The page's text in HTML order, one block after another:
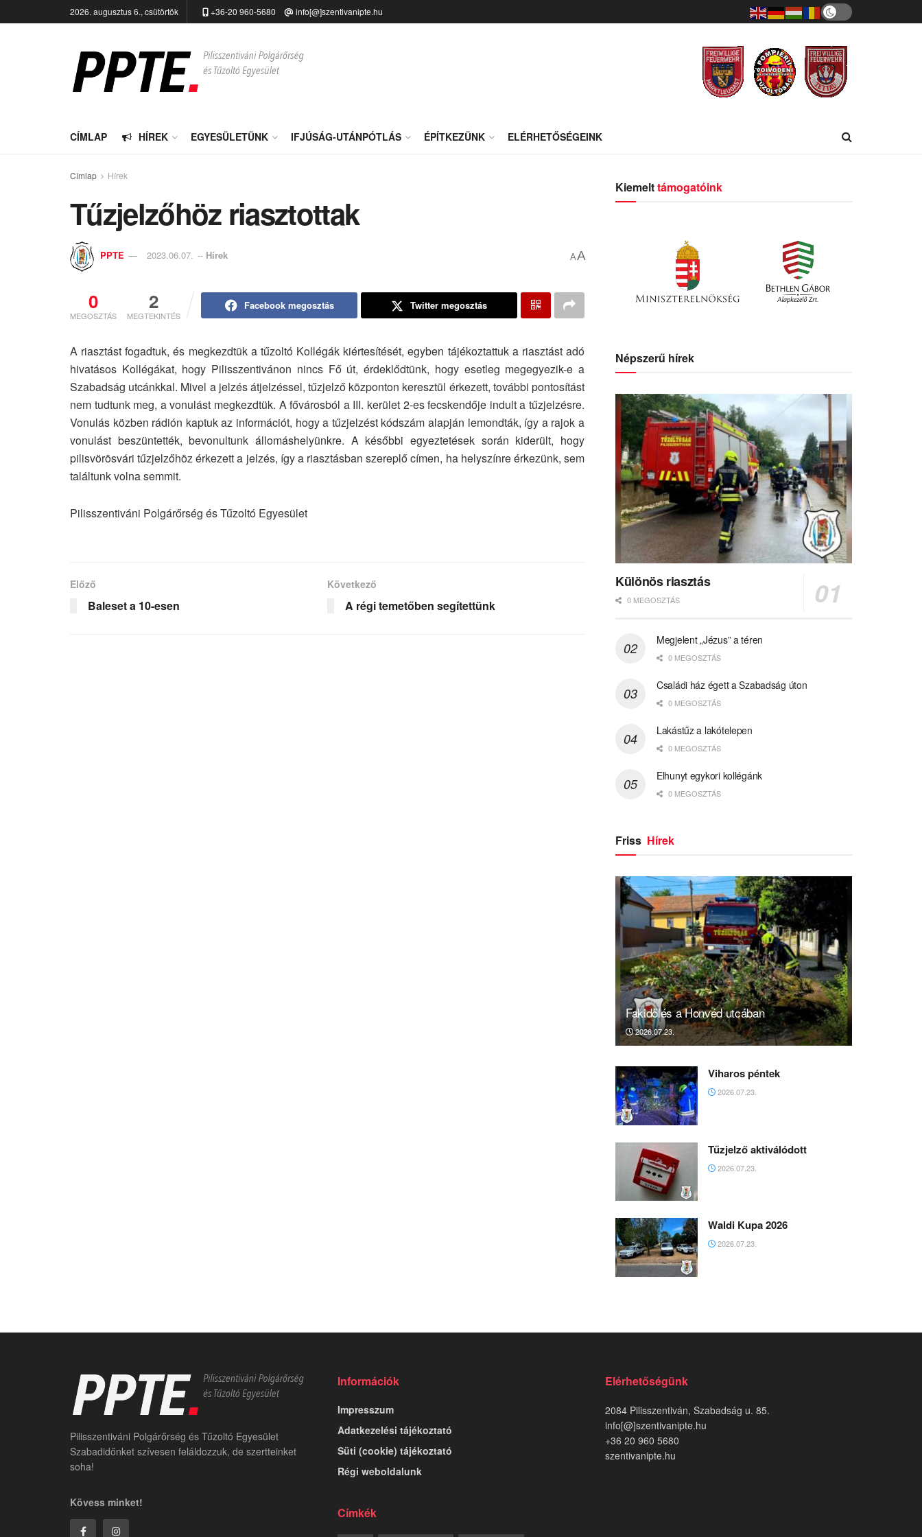
2026. augusztus 6., csütörtök +36-20 960-5680 info[@]szentivanipte.hu
CÍMLAP HÍREK EGYESÜLETÜNK IFJÚSÁG-UTÁNPÓTLÁS ÉPÍTKEZÜNK ELÉRHETŐSÉGEINK
Címlap Hírek
Tűzjelzőhöz riasztottak
PPTE 2023.06.07. -- Hírek AA
0
MEGOSZTÁS
2
MEGTEKINTÉS
Facebook megosztás Twitter megosztás
A riasztást fogadtuk, és megkezdtük a tűzoltó Kollégák kiértesítését, egyben tájékoztattuk a riasztást adó
hivatásos Kollégákat, hogy Pilisszentivánon nincs Fő út, érdeklődtünk, hogy esetleg megegyezik-e a
Szabadság utcánkkal. Mivel a jelzés átjelzéssel, tűzjelző központon keresztül érkezett, további pontosítást
nem tudtunk meg, a vonulást megkezdtük. A fővárosból a III. kerület 2-es fecskendője indult a tűzjelzésre.
Vonulás közben rádión kaptuk az információt, hogy a tűzjelzést kódszám alapján lemondták, így a rajok a
vonulást beszüntették, bevonultunk állomáshelyünkre. A későbbi egyeztetések során kiderült, hogy
pilisvörösvári tűzjelzőhöz érkezett a jelzés, így a riasztásban szereplő címen, ha helyszínre érkezünk, sem
találtunk volna semmit.
Pilisszentiváni Polgárőrség és Tűzoltó Egyesület
Előző
Baleset a 10-esen
Következő
A régi temetőben segítettünk
Kiemelttámogatóink
Népszerű hírek
Különös riasztás
0 MEGOSZTÁS
Megjelent „Jézus” a téren
0 MEGOSZTÁS
Családi ház égett a Szabadság úton
0 MEGOSZTÁS
Lakástűz a lakótelepen
0 MEGOSZTÁS
Elhunyt egykori kollégánk
0 MEGOSZTÁS
Friss Hírek
Fakidőlés a Honvéd utcában
2026.07.23.
Viharos péntek
2026.07.23.
Tűzjelző aktiválódott
2026.07.23.
Waldi Kupa 2026
2026.07.23.
Pilisszentiváni Polgárőrség és Tűzoltó Egyesület
Szabadidőnket szívesen feláldozzuk, de szertteinket
soha!
Kövess minket!
Információk
Impresszum
Adatkezelési tájékoztató
Süti (cookie) tájékoztató
Régi weboldalunk
Címkék
Elérhetőségünk
2084 Pilisszentiván, Szabadság u. 85.
info[@]szentivanipte.hu
+36 20 960 5680
szentivanipte.hu